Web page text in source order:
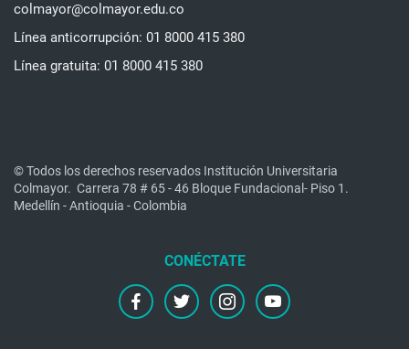
colmayor@colmayor.edu.co
Línea anticorrupción: 01 8000 415 380
Línea gratuita: 01 8000 415 380
© Todos los derechos reservados Institución Universitaria
Colmayor. Carrera 78 # 65 - 46 Bloque Fundacional- Piso 1.
Medellín - Antioquia - Colombia